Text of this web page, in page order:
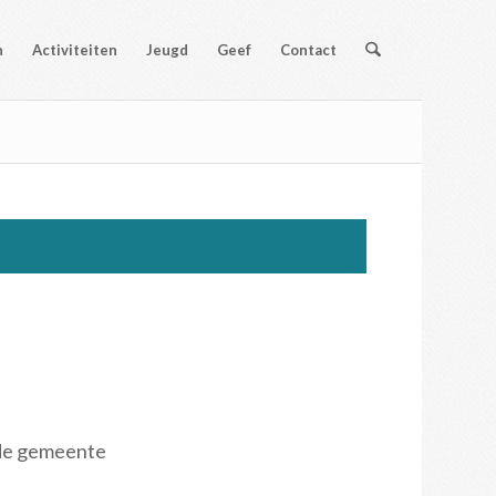
Activiteiten Jeugd Geef Contact
gemeente